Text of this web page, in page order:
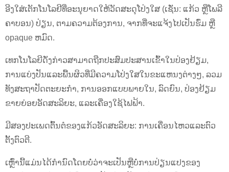
ອີງໃສ່ເຕັກໂນໂລຢີທີ່ອະນຸຍາດໃຫ້ວັດສະດຸໂປ່ງໃສ (ເຊັ່ນ: ແກ້ວ ຫຼືໂພລີ
ຄາບອນ) ປ່ຽນ, ຕາມຄວາມຕ້ອງການ, ຈາກທີ່ຈະແຈ້ງໄປເປັນຮົ່ມ ຫຼື
opaque ຫມົດ.
ເທກໂນໂລຍີດັ່ງກ່າວສາມາດຖືກປະສົມປະສານເຂົ້າໃນປ່ອງຢ້ຽມ,
ການແບ່ງປັນແລະພື້ນຜິວທີ່ມີຄວາມໂປ່ງໃສໃນຂະແຫນງຕ່າງໆ, ລວມ
ທັງສະຖາປັດຕະຍະກໍາ, ການອອກແບບພາຍໃນ, ລົດຍົນ, ປ່ອງຢ້ຽມ
ຂາຍຍ່ອຍອັດສະລິຍະ, ແລະເຄື່ອງໃຊ້ໄຟຟ້າ.
ມີສອງປະເພດຕົ້ນຕໍຂອງແກ້ວອັດສະລິຍະ: ການເຄື່ອນໄຫວແລະຕົວ
ຕັ້ງຕົວຕີ.
ເຫຼົ່ານີ້ແມ່ນໄດ້ກໍານົດໂດຍບໍ່ວ່າຈະເປັນຫຼືບໍ່ການປ່ຽນແປງຂອງ